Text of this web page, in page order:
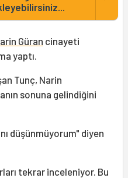
Güran cinayeti
yaptı.
Tunç, Narin
sonuna gelindiğini
düşünmüyorum" diyen
tekrar inceleniyor. Bu